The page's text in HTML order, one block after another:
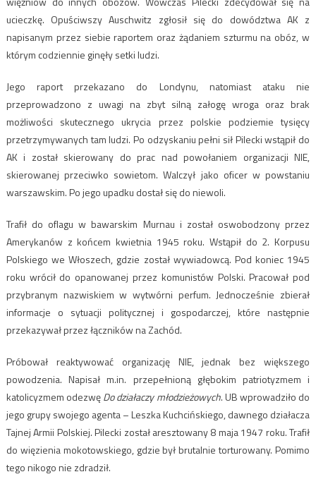
ucieczkę. Opuściwszy Auschwitz zgłosił się do dowództwa AK z
napisanym przez siebie raportem oraz żądaniem szturmu na obóz, w
którym codziennie ginęły setki ludzi.
Jego raport przekazano do Londynu, natomiast ataku nie
przeprowadzono z uwagi na zbyt silną załogę wroga oraz brak
możliwości skutecznego ukrycia przez polskie podziemie tysięcy
przetrzymywanych tam ludzi. Po odzyskaniu pełni sił Pilecki wstąpił do
AK i został skierowany do prac nad powołaniem organizacji NIE,
skierowanej przeciwko sowietom. Walczył jako oficer w powstaniu
warszawskim. Po jego upadku dostał się do niewoli.
Trafił do oflagu w bawarskim Murnau i został oswobodzony przez
Amerykanów z końcem kwietnia 1945 roku. Wstąpił do 2. Korpusu
Polskiego we Włoszech, gdzie został wywiadowcą. Pod koniec 1945
roku wrócił do opanowanej przez komunistów Polski. Pracował pod
przybranym nazwiskiem w wytwórni perfum. Jednocześnie zbierał
informacje o sytuacji politycznej i gospodarczej, które następnie
przekazywał przez łączników na Zachód.
Próbował reaktywować organizację NIE, jednak bez większego
powodzenia. Napisał m.in. przepełnioną głębokim patriotyzmem i
katolicyzmem odezwęDo działaczy młodzieżowych. UB wprowadziło do
jego grupy swojego agenta – Leszka Kuchcińskiego, dawnego działacza
Tajnej Armii Polskiej. Pilecki został aresztowany 8 maja 1947 roku. Trafił
do więzienia mokotowskiego, gdzie był brutalnie torturowany. Pomimo
tego nikogo nie zdradził.